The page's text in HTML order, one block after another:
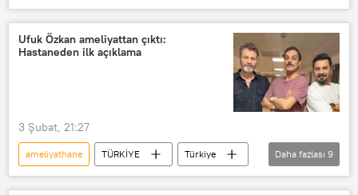
Muş Devlet Hastanesi
5G
Türkiye
böbrek
böbrek yetmezliği
Ufuk Özkan ameliyattan çıktı:
Hastaneden ilk açıklama
3 Şubat, 21:27
ameliyathane TÜRKİYE
Türkiye
Ufuk Özkan
Ameliyat
Nakil
Daha fazlası 9